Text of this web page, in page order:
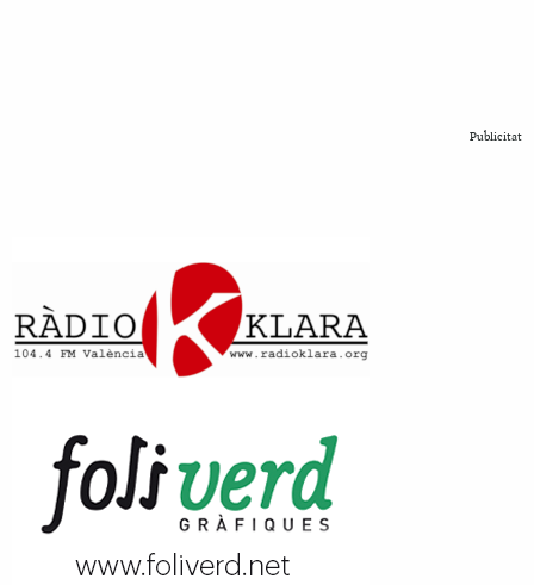
Publicitat